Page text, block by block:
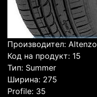
Производител: Altenzo
Код на продукт: 15
Тип: Summer
Ширина: 275
Profile: 35